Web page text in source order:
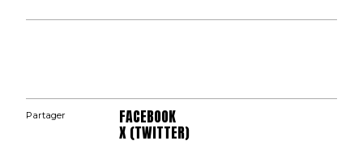
Partager FACEBOOK
X (TWITTER)